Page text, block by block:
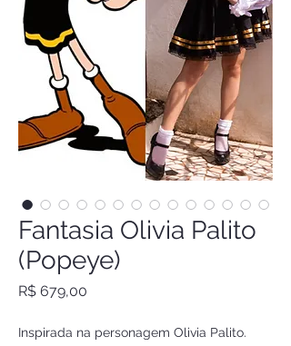
Fantasia Olivia Palito
(Popeye)
R$ 679,00
Inspirada na personagem Olivia Palito.